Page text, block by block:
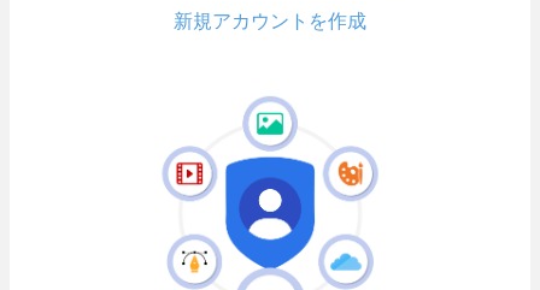
新規アカウントを作成